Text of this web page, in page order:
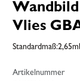
Vlies
Artikelnummer